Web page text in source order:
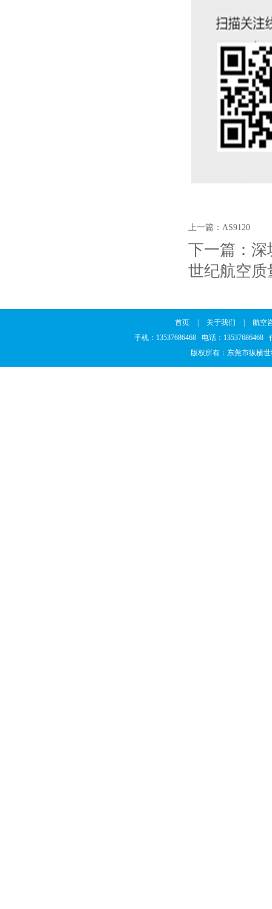
上一篇： AS9120
下一篇： 深
世纪航空
首页 关于我们
航空
手机：13537686468 电话：13537686468
版权所有：东莞市纵横